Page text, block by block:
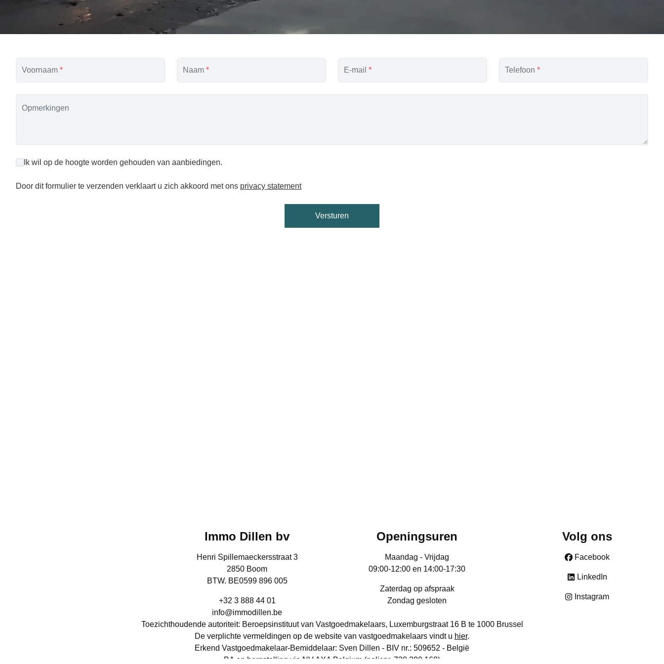
Voornaam * Naam * E-mail * Telefoon *
Opmerkingen
Ik wil op de hoogte worden gehouden van aanbiedingen.
Door dit formulier te verzenden verklaart u zich akkoord met ons privacy statement
Versturen
Immo Dillen bv
Henri Spillemaeckersstraat 3
2850 Boom
BTW. BE0599 896 005
+32 3 888 44 01
info@immodillen.be
Openingsuren
Maandag - Vrijdag
09:00-12:00 en 14:00-17:30
Zaterdag op afspraak
Zondag gesloten
Volg ons
Facebook
LinkedIn
Instagram
Toezichthoudende autoriteit: Beroepsinstituut van Vastgoedmakelaars, Luxemburgstraat 16 B te 1000 Brussel
De verplichte vermeldingen op de website van vastgoedmakelaars vindt u hier.
Erkend Vastgoedmakelaar-Bemiddelaar: Sven Dillen - BIV nr.: 509652 - België
BA en borgstelling via NV AXA Belgium (polisnr. 730.390.160)